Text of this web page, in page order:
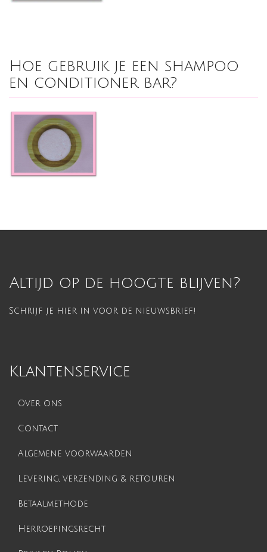
Hoe gebruik je een shampoo
en conditioner bar?
Altijd op de hoogte blijven?
Schrijf je hier in voor de nieuwsbrief!
Klantenservice
Over ons
Contact
Algemene voorwaarden
Levering, verzending & retouren
Betaalmethode
Herroepingsrecht